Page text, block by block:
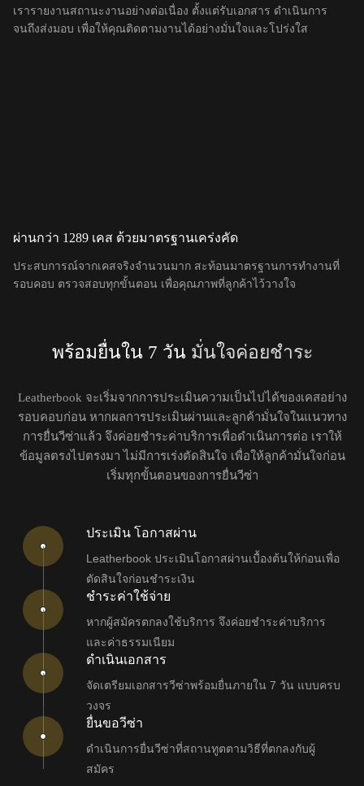
เรารายงานสถานะงานอย่างต่อเนื่อง ตั้งแต่รับเอกสาร ดำเนินการ
จนถึงส่งมอบ เพื่อให้คุณติดตามงานได้อย่างมั่นใจและโปร่งใส
ผ่านกว่า 1289 เคส ด้วยมาตรฐานเคร่งคัด
ประสบการณ์จากเคสจริงจำนวนมาก สะท้อนมาตรฐานการทำงานที่
รอบคอบ ตรวจสอบทุกขั้นตอน เพื่อคุณภาพที่ลูกค้าไว้วางใจ
พร้อมยื่นใน 7 วัน มั่นใจค่อยชำระ
Leatherbook จะเริ่มจากการประเมินความเป็นไปได้ของเคสอย่าง
รอบคอบก่อน หากผลการประเมินผ่านและลูกค้ามั่นใจในแนวทาง
การยื่นวีซ่าแล้ว จึงค่อยชำระค่าบริการเพื่อดำเนินการต่อ เราให้
ข้อมูลตรงไปตรงมา ไม่มีการเร่งตัดสินใจ เพื่อให้ลูกค้ามั่นใจก่อน
เริ่มทุกขั้นตอนของการยื่นวีซ่า
ประเมิน โอกาสผ่าน
Leatherbook ประเมินโอกาสผ่านเบื้องต้นให้ก่อนเพื่อ
ตัดสินใจก่อนชำระเงิน
ชำระค่าใช้จ่าย
หากผู้สมัครตกลงใช้บริการ จึงค่อยชำระค่าบริการ
และค่าธรรมเนียม
ดำเนินเอกสาร
จัดเตรียมเอกสารวีซ่าพร้อมยื่นภายใน 7 วัน แบบครบ
วงจร
ยื่นขอวีซ่า
ดำเนินการยื่นวีซ่าที่สถานทูตตามวิธีที่ตกลงกับผู้
สมัคร